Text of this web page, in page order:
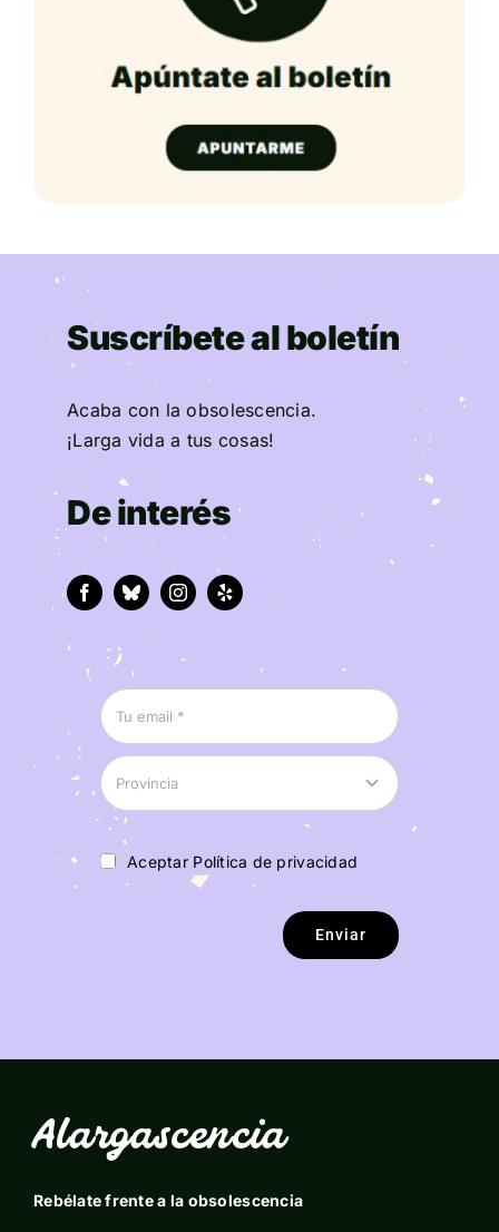
Suscríbete al boletín
Acaba con la obsolescencia.
¡Larga vida a tus cosas!
De interés
Aceptar Política de privacidad
Enviar
Alargascencia
Rebélate frente a la obsolescencia